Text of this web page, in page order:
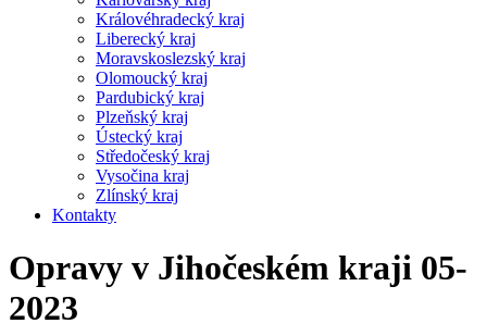
Královéhradecký kraj
Liberecký kraj
Moravskoslezský kraj
Olomoucký kraj
Pardubický kraj
Plzeňský kraj
Ústecký kraj
Středočeský kraj
Vysočina kraj
Zlínský kraj
Kontakty
Opravy v Jihočeském kraji 05-
2023